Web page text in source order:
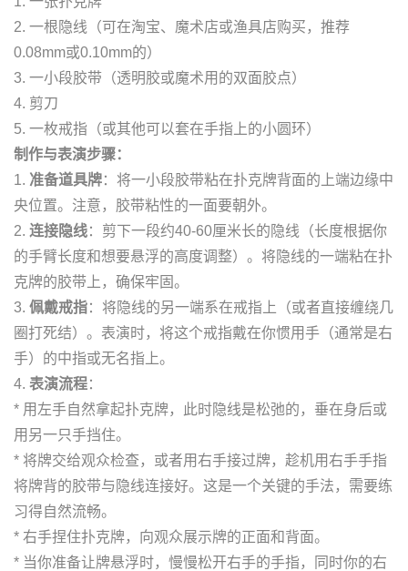
2. 一根隐线（可在淘宝、魔术店或渔具店购买，推荐
0.08mm或0.10mm的）
3. 一小段胶带（透明胶或魔术用的双面胶点）
4. 剪刀
5. 一枚戒指（或其他可以套在手指上的小圆环）
制作与表演步骤：
1. 准备道具牌：将一小段胶带粘在扑克牌背面的上端边缘中
央位置。注意，胶带粘性的一面要朝外。
2. 连接隐线：剪下一段约40-60厘米长的隐线（长度根据你
的手臂长度和想要悬浮的高度调整）。将隐线的一端粘在扑
克牌的胶带上，确保牢固。
3. 佩戴戒指：将隐线的另一端系在戒指上（或者直接缠绕几
圈打死结）。表演时，将这个戒指戴在你惯用手（通常是右
手）的中指或无名指上。
4. 表演流程：
* 用左手自然拿起扑克牌，此时隐线是松弛的，垂在身后或
用另一只手挡住。
* 将牌交给观众检查，或者用右手接过牌，趁机用右手手指
将牌背的胶带与隐线连接好。这是一个关键的手法，需要练
习得自然流畅。
* 右手捏住扑克牌，向观众展示牌的正面和背面。
* 当你准备让牌悬浮时，慢慢松开右手的手指，同时你的右